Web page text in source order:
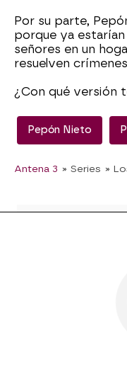
Por su parte,
porque ya estarían
señores en un
resuelven
¿Con qué versión
Pepón Nieto
Antena 3 » Series »